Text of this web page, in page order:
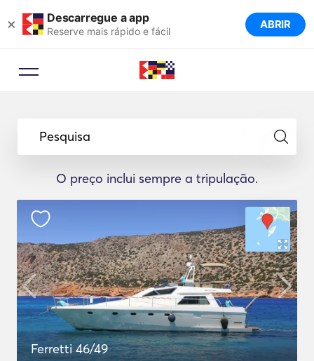
× Descarregue a app
Reserve mais rápido e fácil ABRIR
Pesquisa
O preço inclui sempre a tripulação.
Ferretti 46/49